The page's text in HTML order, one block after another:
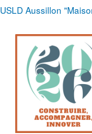
Fil
USLD Aussillon